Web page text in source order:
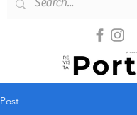
Post